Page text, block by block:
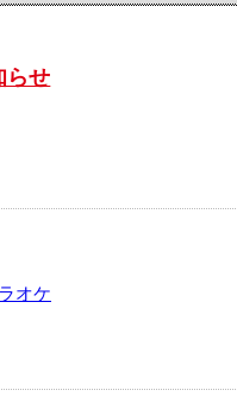
らせ
オケ